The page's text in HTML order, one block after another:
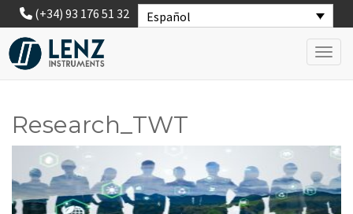
Español
(+34) 93 176 51 32
Research_TWT